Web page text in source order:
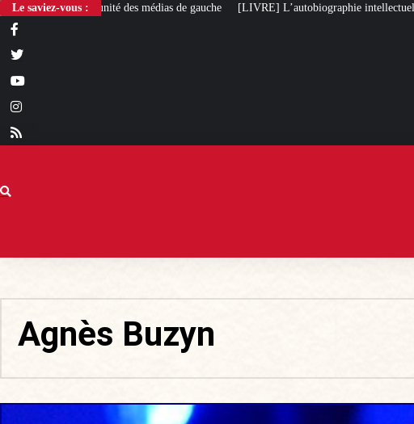
Le saviez-vous :[LIVRE] L’autobiographie intellectuelle de Michel Maffesoli Pour
Agnès Buzyn